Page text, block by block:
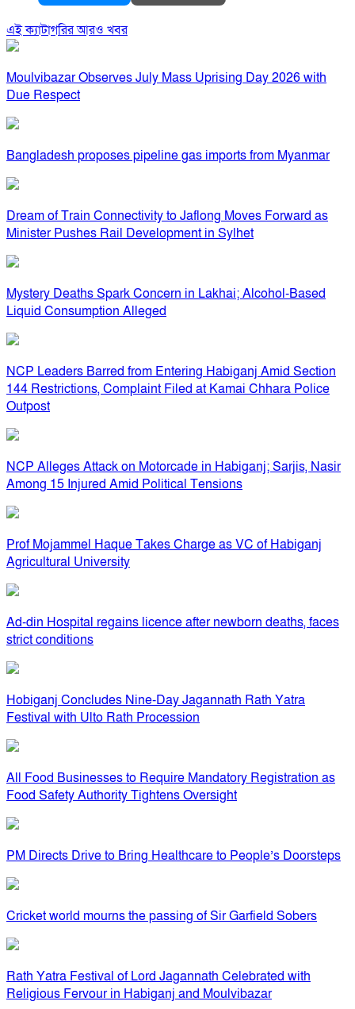
এই ক্যাটাগরির আরও খবর
Moulvibazar Observes July Mass Uprising Day 2026 with
Due Respect
Bangladesh proposes pipeline gas imports from Myanmar
Dream of Train Connectivity to Jaflong Moves Forward as
Minister Pushes Rail Development in Sylhet
Mystery Deaths Spark Concern in Lakhai; Alcohol-Based
Liquid Consumption Alleged
NCP Leaders Barred from Entering Habiganj Amid Section
144 Restrictions, Complaint Filed at Kamai Chhara Police
Outpost
NCP Alleges Attack on Motorcade in Habiganj; Sarjis, Nasir
Among 15 Injured Amid Political Tensions
Prof Mojammel Haque Takes Charge as VC of Habiganj
Agricultural University
Ad-din Hospital regains licence after newborn deaths, faces
strict conditions
Hobiganj Concludes Nine-Day Jagannath Rath Yatra
Festival with Ulto Rath Procession
All Food Businesses to Require Mandatory Registration as
Food Safety Authority Tightens Oversight
PM Directs Drive to Bring Healthcare to People’s Doorsteps
Cricket world mourns the passing of Sir Garfield Sobers
Rath Yatra Festival of Lord Jagannath Celebrated with
Religious Fervour in Habiganj and Moulvibazar